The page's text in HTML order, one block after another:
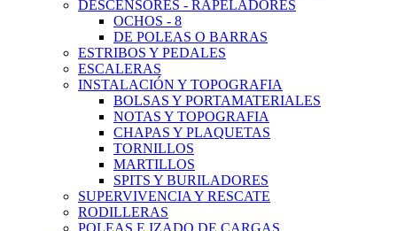
DESCENSORES - RAPELADORES
OCHOS - 8
DE POLEAS O BARRAS
ESTRIBOS Y PEDALES
ESCALERAS
INSTALACIÓN Y TOPOGRAFIA
BOLSAS Y PORTAMATERIALES
NOTAS Y TOPOGRAFIA
CHAPAS Y PLAQUETAS
TORNILLOS
MARTILLOS
SPITS Y BURILADORES
SUPERVIVENCIA Y RESCATE
RODILLERAS
POLEAS E IZADO DE CARGAS